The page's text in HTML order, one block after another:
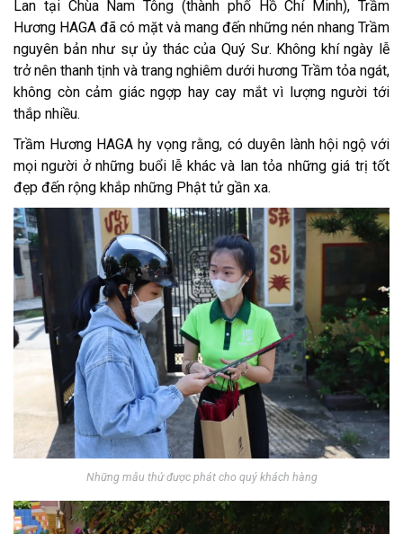
Lan tại Chùa Nam Tông (thành phố Hồ Chí Minh), Trầm
Hương HAGA đã có mặt và mang đến những nén nhang Trầm
nguyên bản như sự ủy thác của Quý Sư. Không khí ngày lễ
trở nên thanh tịnh và trang nghiêm dưới hương Trầm tỏa ngát,
không còn cảm giác ngợp hay cay mắt vì lượng người tới
thắp nhiều.
Trầm Hương HAGA hy vọng rằng, có duyên lành hội ngộ với
mọi người ở những buổi lễ khác và lan tỏa những giá trị tốt
đẹp đến rộng khắp những Phật tử gần xa.
Những mẫu thử được phát cho quý khách hàng